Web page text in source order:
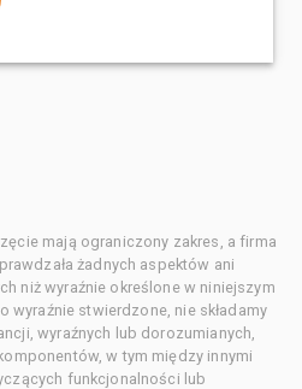
mają ograniczony zakres, a firma
żadnych aspektów ani
niż wyraźnie określone w niniejszym
wyraźnie stwierdzone, nie składamy
wyraźnych lub dorozumianych,
w tym między innymi
funkcjonalności lub